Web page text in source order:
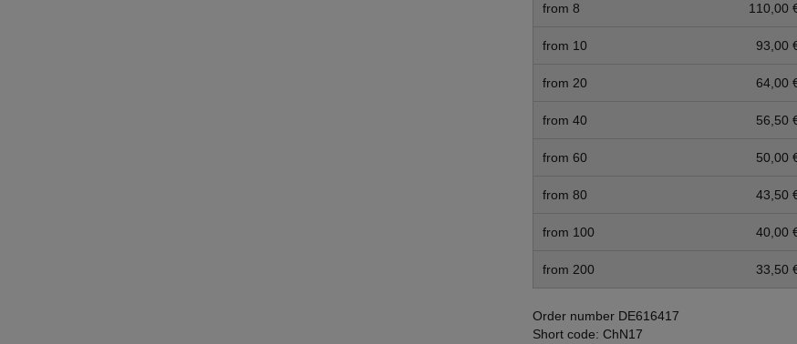
from 8 110,00
from 10 93,00
from 20 64,00
from 40 56,50
from 60 50,00
from 80 43,50
from 100 40,00
from 200 33,50
Order number DE616417
Short code: ChN17